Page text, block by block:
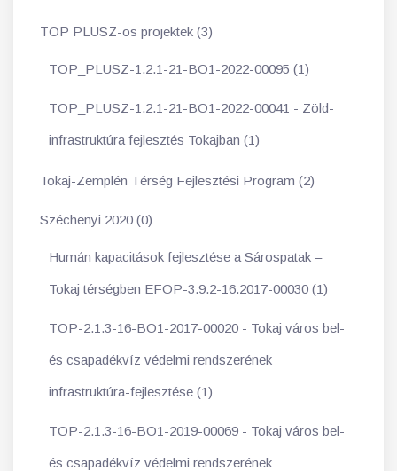
TOP PLUSZ-os projektek (3)
TOP_PLUSZ-1.2.1-21-BO1-2022-00095 (1)
TOP_PLUSZ-1.2.1-21-BO1-2022-00041 - Zöld-
infrastruktúra fejlesztés Tokajban (1)
Tokaj-Zemplén Térség Fejlesztési Program (2)
Széchenyi 2020 (0)
Humán kapacitások fejlesztése a Sárospatak –
Tokaj térségben EFOP-3.9.2-16.2017-00030 (1)
TOP-2.1.3-16-BO1-2017-00020 - Tokaj város bel-
és csapadékvíz védelmi rendszerének
infrastruktúra-fejlesztése (1)
TOP-2.1.3-16-BO1-2019-00069 - Tokaj város bel-
és csapadékvíz védelmi rendszerének